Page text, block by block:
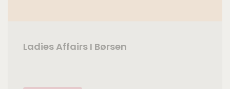
Ladies Affairs I Børsen